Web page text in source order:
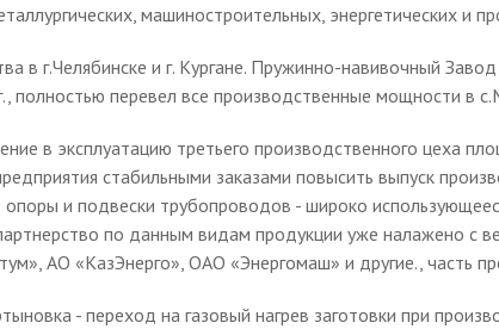
машиностроительных, энергетических и
в г.Челябинске и г. Кургане. Пружинно-навивочный
полностью перевел все производственные мощности в
в эксплуатацию третьего производственного цеха
стабильными заказами повысить выпуск
и подвески трубопроводов - широко
по данным видам продукции уже налажено с
АО «КазЭнерго», ОАО «Энергомаш» и другие., часть
- переход на газовый нагрев заготовки при